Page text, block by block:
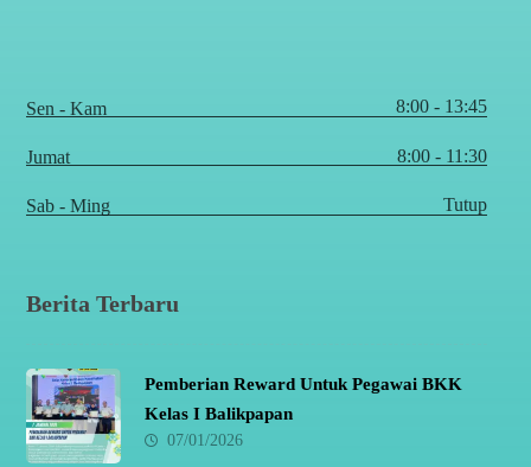
Sen - Kam 8:00 - 13:45
Jumat 8:00 - 11:30
Sab - Ming Tutup
Berita Terbaru
Pemberian Reward Untuk Pegawai BKK
Kelas I Balikpapan
07/01/2026